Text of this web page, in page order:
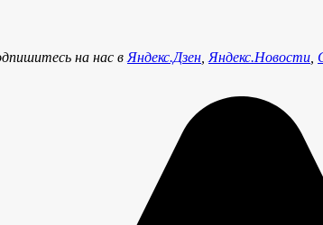
на нас в Яндекс.Дзен Яндекс.Новости